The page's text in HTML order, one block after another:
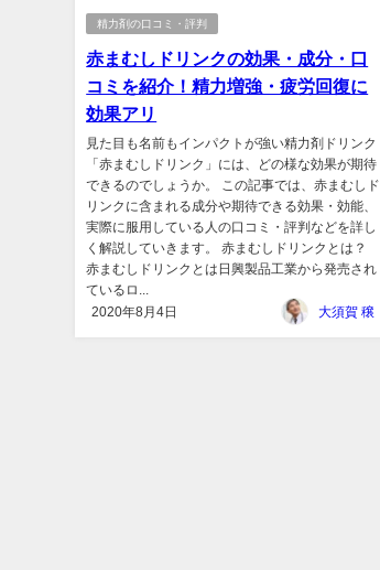
精力剤の口コミ・評判
赤まむしドリンクの効果・成分・口
コミを紹介！精力増強・疲労回復に
効果アリ
見た目も名前もインパクトが強い精力剤ドリンク
「赤まむしドリンク」には、どの様な効果が期待
できるのでしょうか。 この記事では、赤まむしド
リンクに含まれる成分や期待できる効果・効能、
実際に服用している人の口コミ・評判などを詳し
く解説していきます。 赤まむしドリンクとは？
赤まむしドリンクとは日興製品工業から発売され
ているロ...
2020年8月4日
大須賀 穣